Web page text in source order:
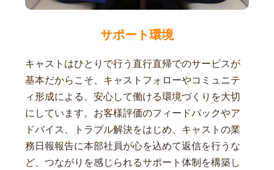
サポート環境
キャストはひとりで行う直行直帰でのサービスが
基本だからこそ、キャストフォローやコミュニテ
ィ形成による、安心して働ける環境づくりを大切
にしています。お客様評価のフィードバックやア
ドバイス、トラブル解決をはじめ、キャストの業
務日報報告に本部社員が心を込めて返信を行うな
ど、つながりを感じられるサポート体制を構築し